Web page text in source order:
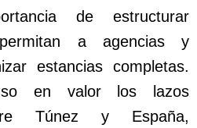
de estructurar
a agencias y
estancias completas.
en valor los lazos
Túnez y España,